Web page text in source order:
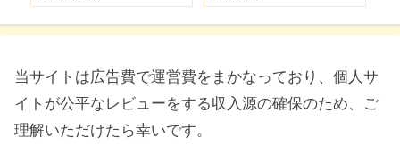
当サイトは広告費で運営費をまかなっており、個人サ
イトが公平なレビューをする収入源の確保のため、ご
理解いただけたら幸いです。